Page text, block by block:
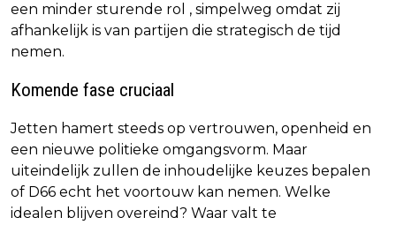
een minder sturende rol , simpelweg omdat zij
afhankelijk is van partijen die strategisch de tijd
nemen.
Komende fase cruciaal
Jetten hamert steeds op vertrouwen, openheid en
een nieuwe politieke omgangsvorm. Maar
uiteindelijk zullen de inhoudelijke keuzes bepalen
of D66 echt het voortouw kan nemen. Welke
idealen blijven overeind? Waar valt te